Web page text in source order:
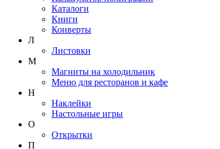
Каталоги
Книги
Конверты
Л
Листовки
М
Магниты на холодильник
Меню для ресторанов и кафе
Н
Наклейки
Настольные игры
О
Открытки
П